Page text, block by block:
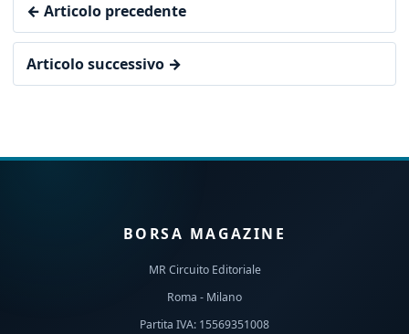
← Articolo precedente
Articolo successivo →
BORSA MAGAZINE
MR Circuito Editoriale
Roma - Milano
Partita IVA: 15569351008